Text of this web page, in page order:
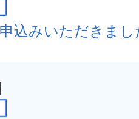
込みいただきまし